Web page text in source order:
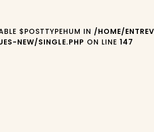
$POSTTYPEHUM IN /HOME/
NEW/SINGLE.PHP ON LINE147